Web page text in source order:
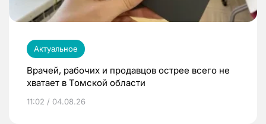
Актуальное
Врачей, рабочих и продавцов острее всего не
хватает в Томской области
11:02 / 04.08.26